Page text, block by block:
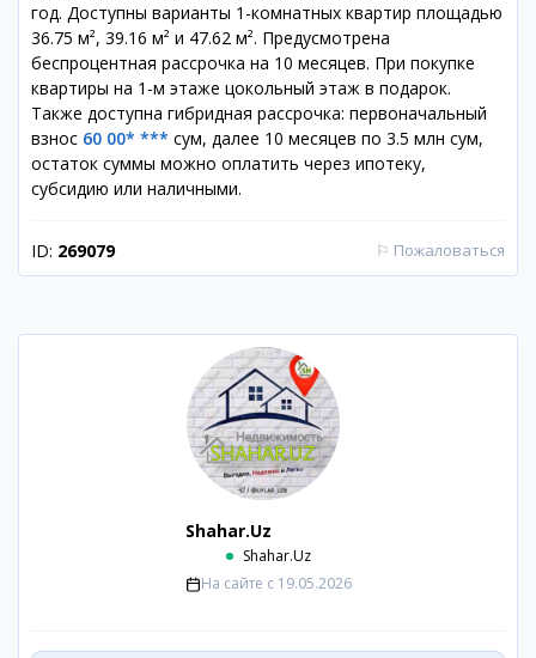
год. Доступны варианты 1-комнатных квартир площадью
36.75 м², 39.16 м² и 47.62 м². Предусмотрена
беспроцентная рассрочка на 10 месяцев. При покупке
квартиры на 1-м этаже цокольный этаж в подарок.
Также доступна гибридная рассрочка: первоначальный
взнос 60 00* *** сум, далее 10 месяцев по 3.5 млн сум,
остаток суммы можно оплатить через ипотеку,
субсидию или наличными.
ID: 269079 ⚐ Пожаловаться
Shahar.Uz
Shahar.Uz
На сайте с 19.05.2026